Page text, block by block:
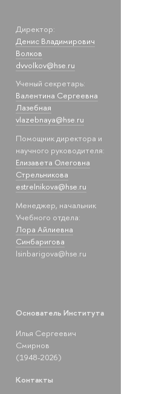
Директор:
Денис Владимирович
Волков
dvvolkov@hse.ru
Ученый секретарь:
Валентина Сергеевна
Лазебная
vlazebnaya@hse.ru
Помощник директора и
научного руководителя:
Елизавета Олеговна
Стрельникова
estrelnikova@hse.ru
Менеджер, начальник
Учебного отдела:
Лора Айлиевна
Синбаригова
lsinbarigova@hse.ru
Основатель Института
Илья Сергеевич
Смирнов
(1948-2026)
Контакты